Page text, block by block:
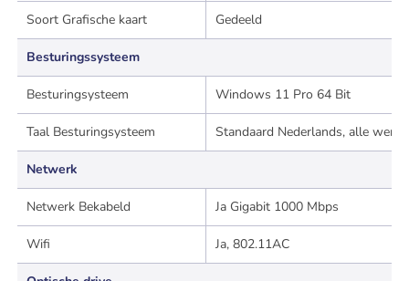
Soort Grafische kaart Gedeeld
Besturingssysteem
Besturingsysteem Windows 11 Pro 64 Bit
Taal Besturingsysteem Standaard Nederlands, alle
Netwerk
Netwerk Bekabeld Ja Gigabit 1000 Mbps
Wifi Ja, 802.11AC